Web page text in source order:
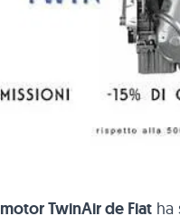
motor TwinAir de Fiat ha